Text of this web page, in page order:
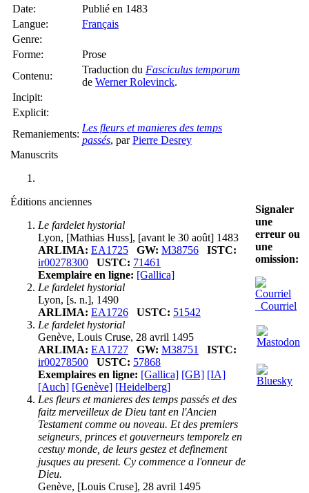
Date:
Publié en 1483
Langue:
Français
Genre:
Forme:
Prose
Contenu:
Traduction du Fasciculus temporum
de Werner Rolevinck.
Incipit:
Explicit:
Remaniements:
Les fleurs et manieres des temps
passés, parPierre Desrey
Manuscrits
Éditions anciennes
Le fardelet hystorial
Lyon, [Mathias Huss], [avant le 30 août] 1483
ARLIMA: EA1725 GW: M38756
ISTC:
ir00278300
USTC: 71461
Exemplaire en ligne: [Gallica]
Le fardelet hystorial
Lyon, [s. n.], 1490
ARLIMA: EA1726 USTC: 51542
Le fardelet hystorial
Genève, Louis Cruse, 28 avril 1495
ARLIMA: EA1727 GW: M38751
ISTC:
ir00278500
USTC: 57868
Exemplaires en ligne: [Gallica] [GB] [IA]
[Auch] [Genève] [Heidelberg]
Les fleurs et manieres des temps passés et des
faitz merveilleux de Dieu tant en l'Ancien
Testament comme ou noveau. Et des premiers
seigneurs, princes et gouverneurs temporelz en
cestuy monde, de leurs gestez et definement
jusques au present. Cy commence a l'onneur de
Dieu.
Genève, [Louis Cruse], 28 avril 1495
Signaler
une
erreur ou
une
omission:
Courriel